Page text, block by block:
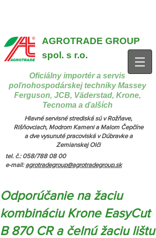
AGROTRADE GROUP
spol. s r.o.
Oficiálny importér a servis
poľnohospodárskej techniky Massey
Ferguson, JCB, Väderstad, Krone,
Tecnoma a ďalších
Hlavné servisné strediská sú v Rožňave,
Rišňovciach, Modrom Kameni a Malom Čepčíne
a dve vysunuté pracoviská v Dúbravke a
Zemianskej Olči
tel. č.: 058/788 08 00
e-mail: agrotradegroup@agrotradegroup.sk
Odporúčanie na žaciu
kombináciu Krone EasyCut
B 870 CR a čelnú žaciu lištu